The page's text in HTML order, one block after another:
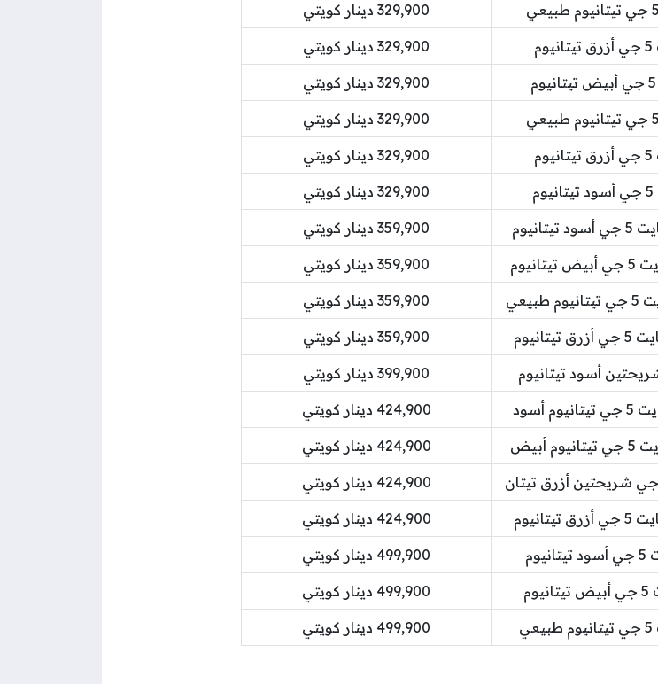
329,900 دينار كويتي
329,900 دينار كويتي
329,900 دينار كويتي
329,900 دينار كويتي
329,900 دينار كويتي
329,900 دينار كويتي
359,900 دينار كويتي
359,900 دينار كويتي
359,900 دينار كويتي
359,900 دينار كويتي
399,900 دينار كويتي
424,900 دينار كويتي
424,900 دينار كويتي
424,900 دينار كويتي
424,900 دينار كويتي
499,900 دينار كويتي
499,900 دينار كويتي
499,900 دينار كويتي